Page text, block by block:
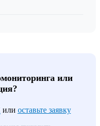
или
или оставьте заявку